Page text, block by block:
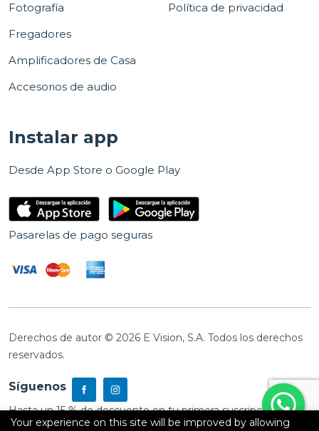
Fotografía
Fregadores
Amplificadores de Casa
Accesorios de audio
Política de privacidad
Instalar app
Desde App Store o Google Play
Pasarelas de pago seguras
Derechos de autor © 2026 E Vision, S.A. Todos los derechos
reservados.
Síguenos
Hasta un 15 % de descuento en tu primera suscripción
Your experience on this site will be improved by allowing